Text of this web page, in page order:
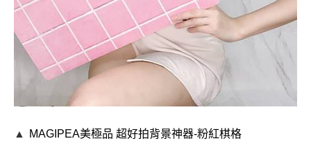
▲ MAGIPEA美極品 超好拍背景神器-粉紅棋格